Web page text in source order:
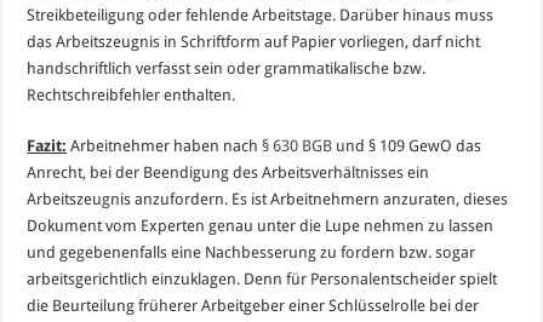
Streikbeteiligung oder fehlende Arbeitstage. Darüber hinaus muss
das Arbeitszeugnis in Schriftform auf Papier vorliegen, darf nicht
handschriftlich verfasst sein oder grammatikalische bzw.
Rechtschreibfehler enthalten.
Fazit: Arbeitnehmer haben nach§ 630 BGB und § 109 GewO das
Anrecht, bei der Beendigung des Arbeitsverhältnisses ein
Arbeitszeugnis anzufordern. Es ist Arbeitnehmern anzuraten, dieses
Dokument vom Experten genau unter die Lupe nehmen zu lassen
und gegebenenfalls eine Nachbesserung zu fordern bzw. sogar
arbeitsgerichtlich einzuklagen. Denn für Personalentscheider spielt
die Beurteilung früherer Arbeitgeber einer Schlüsselrolle bei der